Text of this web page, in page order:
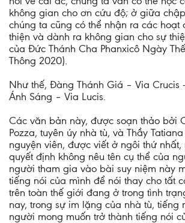
không gian cho ơn cứu độ; ở giữa
chúng ta cũng có thể nhận ra các hoạt
thiện và dành ra không gian cho sự
của Đức Thánh Cha Phanxicô Ngày
Thông 2020).
Như thế, Đàng Thánh Giá – Via Crucis
Ánh Sáng – Via Lucis.
Các văn bản này, được soạn thảo bởi
Pozza, tuyên úy nhà tù, và Thầy
nguyện viên, được viết ở ngôi thứ
quyết định không nêu tên cụ thể của
người tham gia vào bài suy niệm này
tiếng nói của mình để nói thay cho tất
trên toàn thế giới đang ở trong tình
nay, trong sự im lặng của nhà tù, tiếng
người mong muốn trở thành tiếng nói